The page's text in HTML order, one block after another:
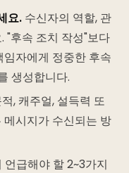
요. 수신자의 역할, 관
"후속 조치 작성"보다
자에게 정중한 후속
생성합니다.
, 캐주얼, 설득력 또
시지가 수신되는 방
언급해야 할 2~3가지